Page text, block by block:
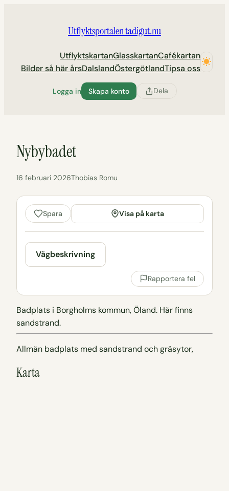
Utflyktsportalen tadigut.nu
UtflyktskartanGlasskartanCafékartan
Bilder så här årsDalslandÖstergötlandTipsa oss
Logga in Skapa konto Dela
Nybybadet
16 februari 2026Thobias Romu
Spara Visa på karta
Vägbeskrivning
Rapportera fel
Badplats i Borgholms kommun, Öland. Här finns
sandstrand.
Allmän badplats med sandstrand och gräsytor,
Karta